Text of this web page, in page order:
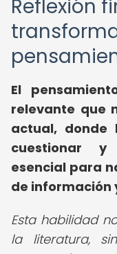
Reflexión
El
relevante que
actual, donde
cuestionar
esencial para
de información
Esta habilidad
la literatura,